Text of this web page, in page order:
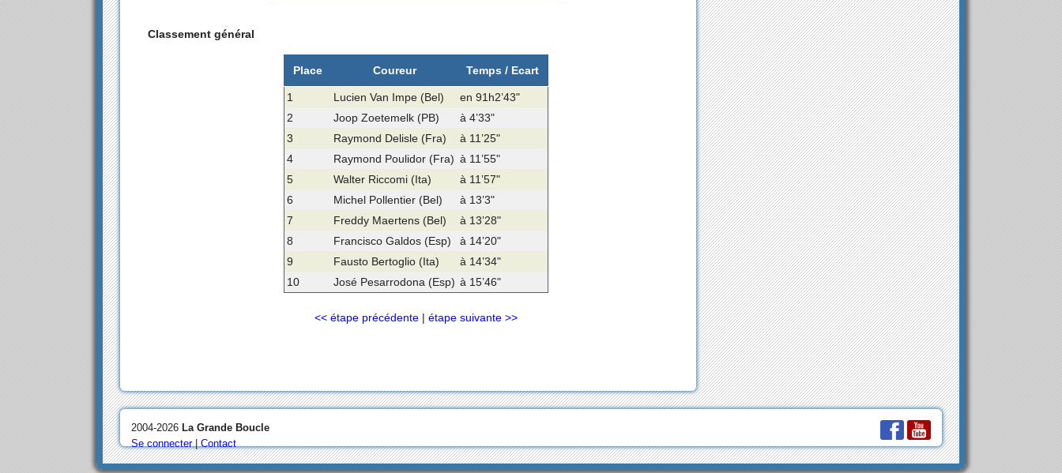
Classement général
Place Coureur Temps / Ecart
1 Lucien Van Impe (Bel)
en 91h2’43"
2
Joop Zoetemelk (PB)
à 4’33"
3
Raymond Delisle (Fra)
à 11’25"
4
Raymond Poulidor (Fra) à 11’55"
5
Walter Riccomi (Ita)
à 11’57"
6
Michel Pollentier (Bel)
à 13’3"
7
Freddy Maertens (Bel)
à 13’28"
8
Francisco Galdos (Esp)
à 14’20"
9
Fausto Bertoglio (Ita)
à 14’34"
10
José Pesarrodona (Esp) à 15’46"
<< étape précédente |étape suivante >>
2004-2026 La Grande Boucle
Se connecter|Contact